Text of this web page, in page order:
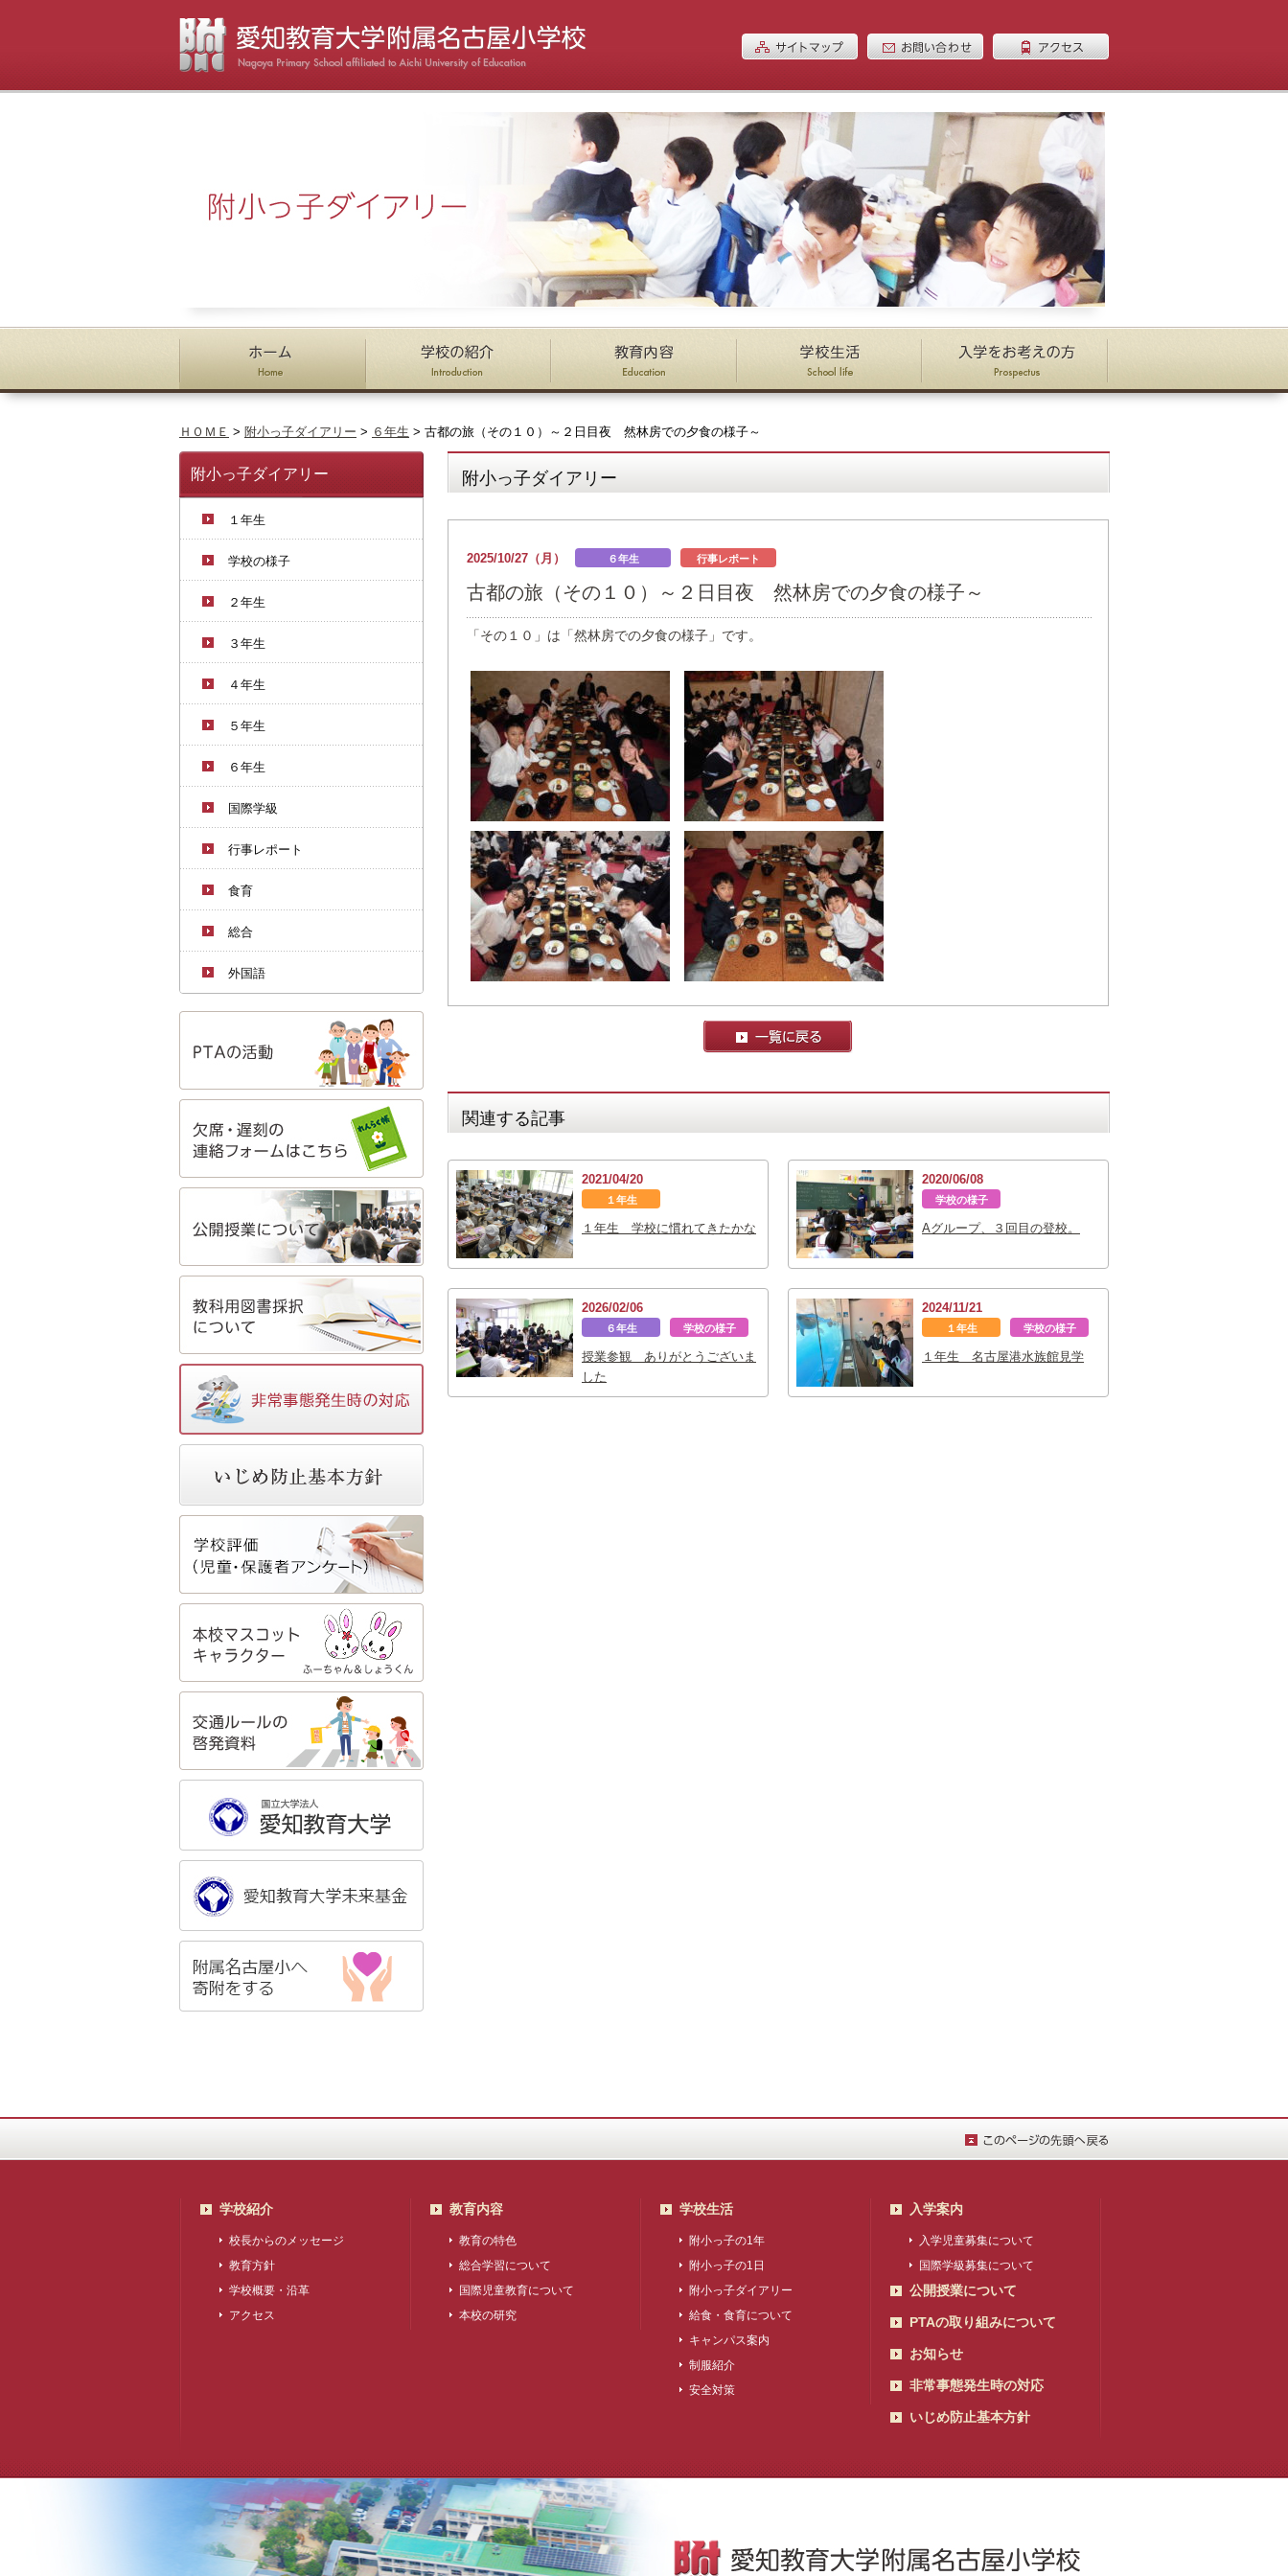
ＨＯＭＥ > 附小っ子ダイアリー > ６年生 > 古都の旅（その１０）～２日目夜 然林房での夕食の様子～
附小っ子ダイアリー
１年生
学校の様子
２年生
３年生
４年生
５年生
６年生
国際学級
行事レポート
食育
総合
外国語
附小っ子ダイアリー
2025/10/27（月） ６年生 行事レポート
古都の旅（その１０）～２日目夜 然林房での夕食の様子～
「その１０」は「然林房での夕食の様子」です。
関連する記事
2021/04/20
１年生
１年生 学校に慣れてきたかな
2020/06/08
学校の様子
Aグループ、３回目の登校。
2026/02/06
６年生 学校の様子
授業参観 ありがとうございま
した
2024/11/21
１年生 学校の様子
１年生 名古屋港水族館見学
学校紹介
校長からのメッセージ
教育方針
学校概要・沿革
アクセス
教育内容
教育の特色
総合学習について
国際児童教育について
本校の研究
学校生活
附小っ子の1年
附小っ子の1日
附小っ子ダイアリー
給食・食育について
キャンパス案内
制服紹介
安全対策
入学案内
入学児童募集について
国際学級募集について
公開授業について
PTAの取り組みについて
お知らせ
非常事態発生時の対応
いじめ防止基本方針